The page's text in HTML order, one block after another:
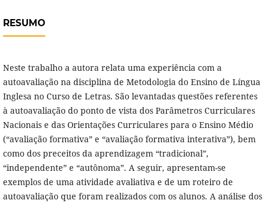
RESUMO
Neste trabalho a autora relata uma experiência com a
autoavaliação na disciplina de Metodologia do Ensino de Língua
Inglesa no Curso de Letras. São levantadas questões referentes
à autoavaliação do ponto de vista dos Parâmetros Curriculares
Nacionais e das Orientações Curriculares para o Ensino Médio
(“avaliação formativa” e “avaliação formativa interativa”), bem
como dos preceitos da aprendizagem “tradicional”,
“independente” e “autônoma”. A seguir, apresentam-se
exemplos de uma atividade avaliativa e de um roteiro de
autoavaliação que foram realizados com os alunos. A análise dos